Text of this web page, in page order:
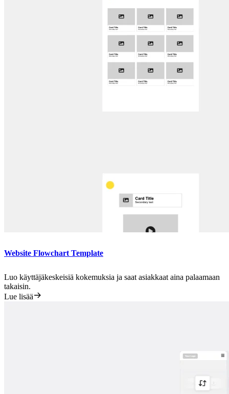
Website Flowchart Template
Luo käyttäjäkeskeisiä kokemuksia ja saat asiakkaat aina palaamaan
takaisin.
Lue lisää